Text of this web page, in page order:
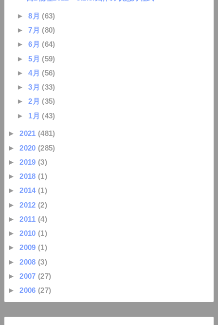
►8月 (63)
►7月 (80)
►6月 (64)
►5月 (59)
►4月 (56)
►3月 (33)
►2月 (35)
► 1月 (43)
►2021 (481)
►2020 (285)
►2019 (3)
►2018 (1)
►2014 (1)
►2012 (2)
►2011 (4)
►2010 (1)
►2009 (1)
►2008 (3)
►2007 (27)
►2006 (27)